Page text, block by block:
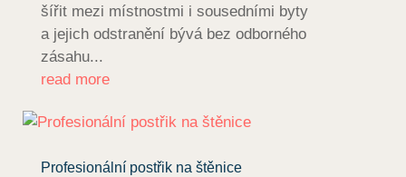
šířit mezi místnostmi i sousedními byty
a jejich odstranění bývá bez odborného
zásahu...
read more
Profesionální postřik na štěnice